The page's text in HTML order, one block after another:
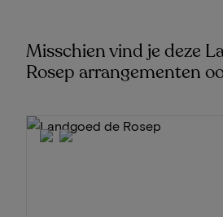
Misschien vind je deze
Rosep arrangementen